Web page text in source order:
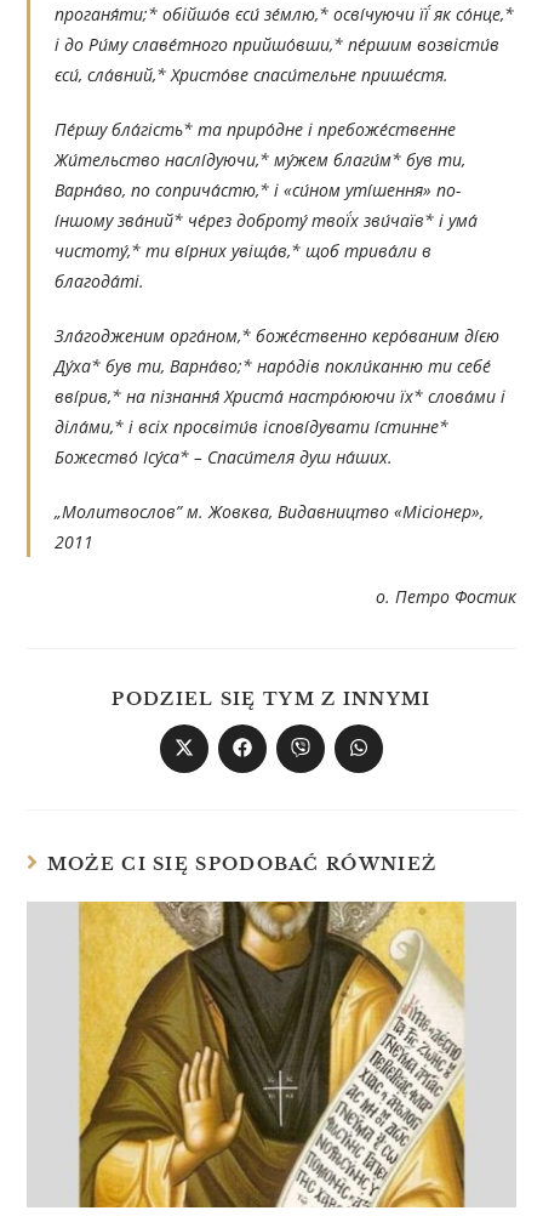
проганя́ти;* обійшо́в єси́ зе́млю,* осві́чуючи її́ як со́нце,*
і до Ри́му славе́тного прийшо́вши,* пе́ршим возвісти́в
єси́, сла́вний,* Христо́ве спаси́тельне прише́стя.
Пе́ршу бла́гість* та приро́дне і пребоже́ственне
Жи́тельство наслі́дуючи,* му́жем благи́м* був ти,
Варна́во, по соприча́стю,* і «си́ном уті́шення» по-
і́ншому зва́ний* че́рез доброту́ твої́х зви́чаїв* і ума́
чистоту́,* ти ві́рних увіща́в,* щоб трива́ли в
благода́ті.
Зла́годженим орга́ном,* боже́ственно керо́ваним ді́єю
Ду́ха* був ти, Варна́во;* наро́дів покли́канню ти себе́
вві́рив,* на пізнання́ Христа́ настро́юючи їх* слова́ми і
діла́ми,* і всіх просвіти́в іспові́дувати і́стинне*
Божество́ Ісу́са* – Спаси́теля душ на́ших.
„Молитвослов” м. Жовква, Видавництво «Місіонер»,
2011
о. Петро Фостик
PODZIEL SIĘ TYM Z INNYMI
MOŻE CI SIĘ SPODOBAĆ RÓWNIEŻ